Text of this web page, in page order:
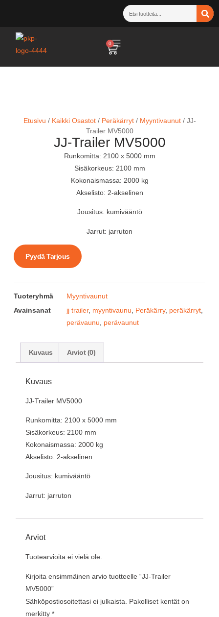
0
Etusivu / Kaikki Osastot/ Peräkärryt/ Myyntivaunut/ JJ-
Trailer MV5000
JJ-Trailer MV5000
Runkomitta: 2100 x 5000 mm
Sisäkorkeus: 2100 mm
Kokonaismassa: 2000 kg
Akselisto: 2-akselinen
Jousitus: kumivääntö
Jarrut: jarruton
Pyydä Tarjous
Tuoteryhmä
Myyntivaunut
Avainsanat
jj trailer, myyntivaunu Peräkärry, peräkärryt
perävaunu
perävaunut
Kuvaus Arviot (0)
Kuvaus
JJ-Trailer MV5000
Runkomitta: 2100 x 5000 mm
Sisäkorkeus: 2100 mm
Kokonaismassa: 2000 kg
Akselisto: 2-akselinen
Jousitus: kumivääntö
Jarrut: jarruton
Arviot
Tuotearvioita ei vielä ole.
Kirjoita ensimmäinen arvio tuotteelle “JJ-Trailer
MV5000”
Sähköpostiosoitettasi ei julkaista.
Pakolliset kentät on
merkitty *